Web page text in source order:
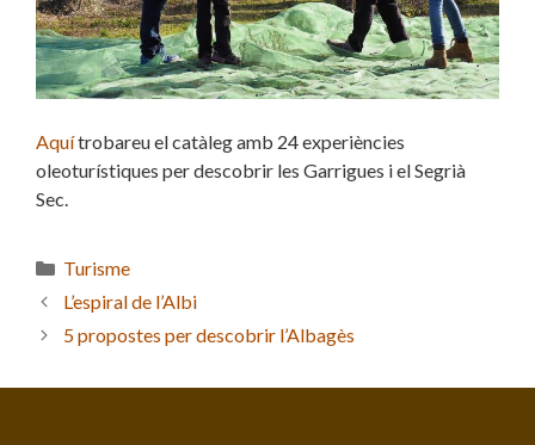
Aquítrobareu el catàleg amb 24 experiències
oleoturístiques per descobrir les Garrigues i el Segrià
Sec.
Categories
Turisme
L’espiral de l’Albi
5 propostes per descobrir l’Albagès